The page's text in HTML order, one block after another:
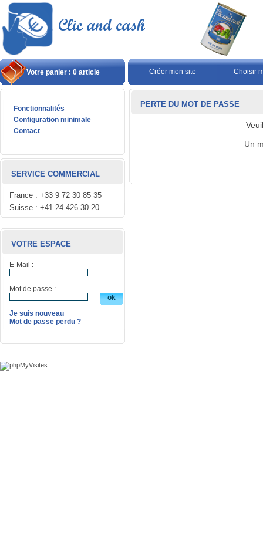
Votre panier : 0 article Créer mon site Choisir
- Fonctionnalités
- Configuration minimale
- Contact
SERVICE COMMERCIAL
France : +33 9 72 30 85 35
Suisse : +41 24 426 30 20
VOTRE ESPACE
E-Mail :
Mot de passe :
Je suis nouveau
Mot de passe perdu ?
PERTE DU MOT DE PASSE
Un